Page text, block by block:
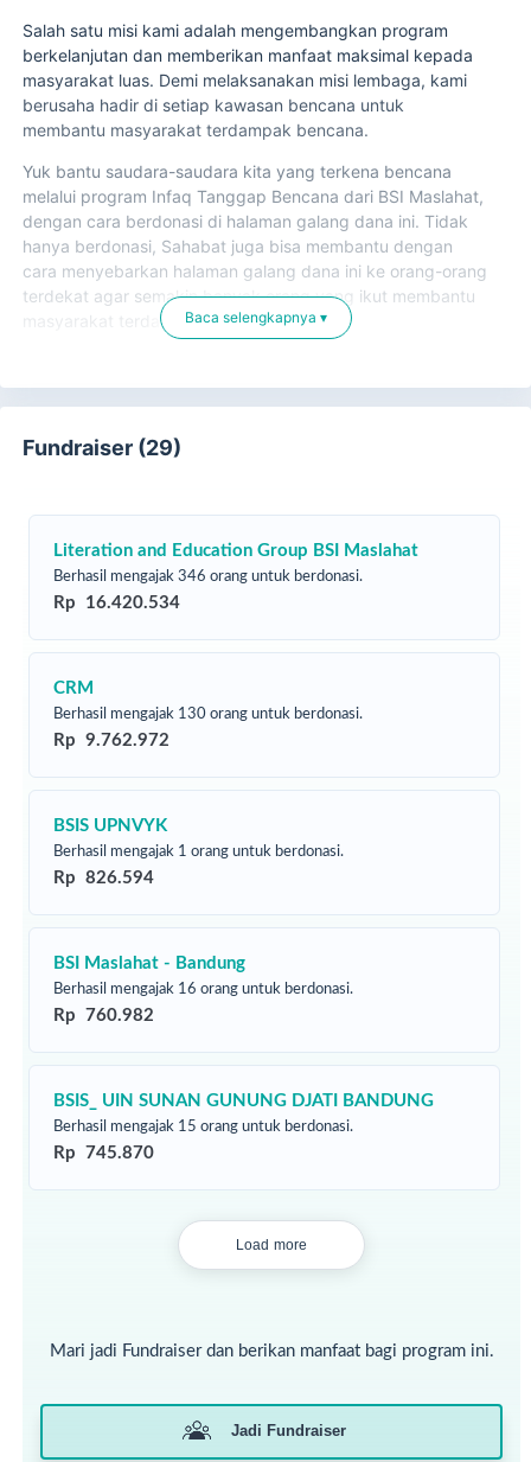
Salah satu misi kami adalah mengembangkan program
berkelanjutan dan memberikan manfaat maksimal kepada
masyarakat luas. Demi melaksanakan misi lembaga, kami
berusaha hadir di setiap kawasan bencana untuk
membantu masyarakat terdampak bencana.
Yuk bantu saudara-saudara kita yang terkena bencana
melalui program Infaq Tanggap Bencana dari BSI Maslahat,
dengan cara berdonasi di halaman galang dana ini. Tidak
hanya berdonasi, Sahabat juga bisa membantu dengan
cara menyebarkan halaman galang dana ini ke orang-orang
terdekat agar semakin banyak orang yang ikut membantu
masyarakat terdampak bencana.
Baca selengkapnya ▾
Fundraiser (29)
Literation and Education Group BSI Maslahat
Berhasil mengajak 346 orang untuk berdonasi.
Rp 16.420.534
CRM
Berhasil mengajak 130 orang untuk berdonasi.
Rp 9.762.972
BSIS UPNVYK
Berhasil mengajak 1 orang untuk berdonasi.
Rp 826.594
BSI Maslahat - Bandung
Berhasil mengajak 16 orang untuk berdonasi.
Rp 760.982
BSIS_ UIN SUNAN GUNUNG DJATI BANDUNG
Berhasil mengajak 15 orang untuk berdonasi.
Rp 745.870
Load more
Mari jadi Fundraiser dan berikan manfaat bagi program ini.
Jadi Fundraiser